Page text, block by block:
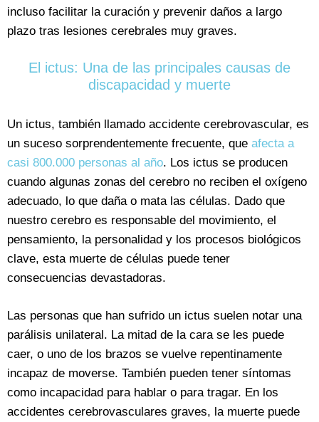
incluso facilitar la curación y prevenir daños a largo
plazo tras lesiones cerebrales muy graves.
El ictus: Una de las principales causas de
discapacidad y muerte
Un ictus, también llamado accidente cerebrovascular, es
un suceso sorprendentemente frecuente, que afecta a
casi 800.000 personas al año. Los ictus se producen
cuando algunas zonas del cerebro no reciben el oxígeno
adecuado, lo que daña o mata las células. Dado que
nuestro cerebro es responsable del movimiento, el
pensamiento, la personalidad y los procesos biológicos
clave, esta muerte de células puede tener
consecuencias devastadoras.
Las personas que han sufrido un ictus suelen notar una
parálisis unilateral. La mitad de la cara se les puede
caer, o uno de los brazos se vuelve repentinamente
incapaz de moverse. También pueden tener síntomas
como incapacidad para hablar o para tragar. En los
accidentes cerebrovasculares graves, la muerte puede